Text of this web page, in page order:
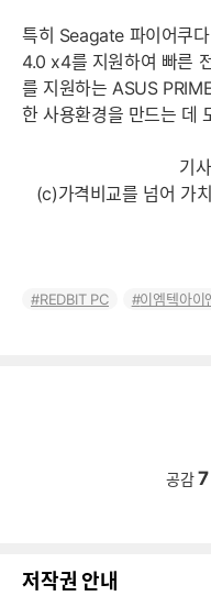
특히 Seagate 파이어쿠
4.0 x4를 지원하여 빠른
를 지원하는 ASUS
한 사용환경을 만드는 데
기
(c)가격비교를 넘어 가
REDBIT PC 이엠텍아이
공감 7
저작권 안내